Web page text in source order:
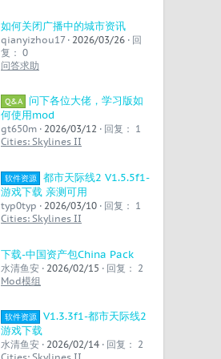
如何关闭广播中的城市资讯
qianyizhou17 2026/03/26
回
复： 0
问答求助
Q&A
问下各位大佬，学习版如
何使用mod
gt650m 2026/03/12
回复： 1
Cities: Skylines II
软件资源
都市天际线2 V1.5.5f1-
游戏下载 亲测可用
typ0typ 2026/03/10
回复： 1
Cities: Skylines II
下载-中国资产包China Pack
水清鱼安 2026/02/15
回复： 2
Mod模组
软件资源
V1.3.3f1-都市天际线2
游戏下载
水清鱼安 2026/02/14
回复： 2